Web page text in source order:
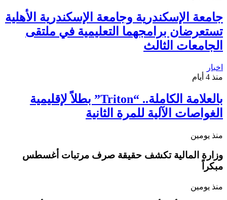
جامعة الإسكندرية وجامعة الإسكندرية الأهلية
تستعرضان برامجهما التعليمية في ملتقى
الجامعات الثالث
اخبار
منذ 4 أيام
بالعلامة الكاملة.. “Triton” بطلاً لإقليمية
الغواصات الآلية للمرة الثانية
منذ يومين
وزارة المالية تكشف حقيقة صرف مرتبات أغسطس
مبكراً
منذ يومين